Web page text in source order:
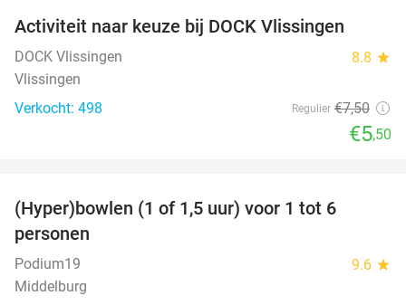
Activiteit naar keuze bij DOCK Vlissingen
DOCK Vlissingen 8.8 star
Vlissingen
Verkocht: 498
Regulier €7,50
€5,50
(Hyper)bowlen (1 of 1,5 uur) voor 1 tot 6
personen
Podium19 9.6 star
Middelburg